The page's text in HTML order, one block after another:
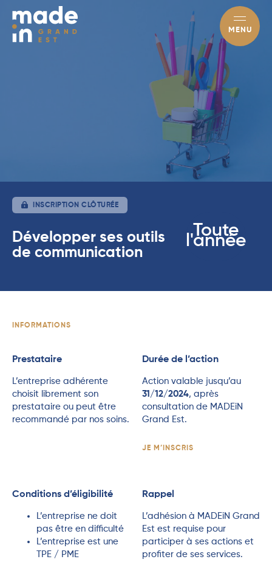
MENU
INSCRIPTION CLÔTURÉE
Développer ses outils
de communication
Toute
l'année
INFORMATIONS
Prestataire
L’entreprise adhérente
choisit librement son
prestataire ou peut être
recommandé par nos soins.
Durée de l’action
Action valable jusqu’au
31/12/2024, après
consultation de MADEiN
Grand Est.
JE M’INSCRIS
Conditions d’éligibilité
L’entreprise ne doit
pas être en difficulté
L’entreprise est une
TPE / PME
Rappel
L’adhésion à MADEiN Grand
Est est requise pour
participer à ses actions et
profiter de ses services.